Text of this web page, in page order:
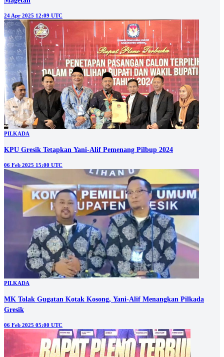
24 Apr 2025 12:09 UTC
PILKADA
KPU Gresik Tetapkan Yani-Alif Pemenang Pilbup 2024
06 Feb 2025 15:00 UTC
PILKADA
MK Tolak Gugatan Kotak Kosong, Yani-Alif Menangkan Pilkada
Gresik
06 Feb 2025 05:00 UTC